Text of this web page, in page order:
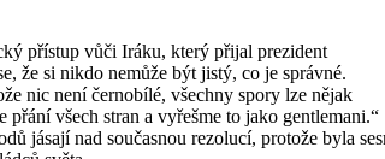
přístup vůči Iráku, který přijal prezident
že si nikdo nemůže být jistý, co je správné.
nic není černobílé, všechny spory lze nějak
přání všech stran a vyřešme to jako gentlemani.“
jásají nad současnou rezolucí, protože byla